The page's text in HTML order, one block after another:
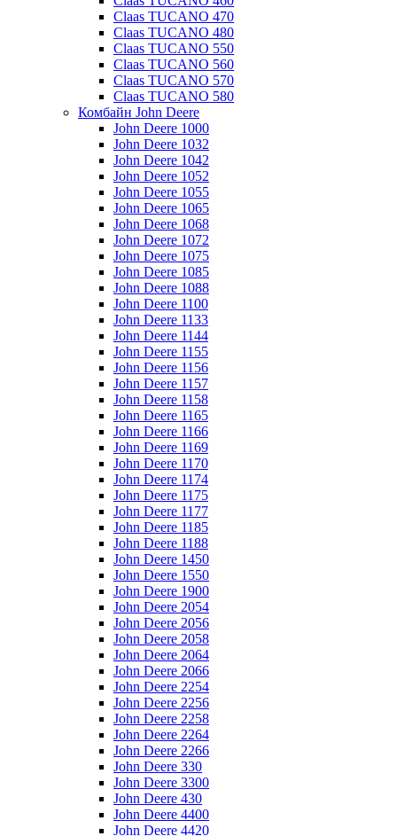
Claas TUCANO 470
Claas TUCANO 480
Claas TUCANO 550
Claas TUCANO 560
Claas TUCANO 570
Claas TUCANO 580
Комбайн John Deere
John Deere 1000
John Deere 1032
John Deere 1042
John Deere 1052
John Deere 1055
John Deere 1065
John Deere 1068
John Deere 1072
John Deere 1075
John Deere 1085
John Deere 1088
John Deere 1100
John Deere 1133
John Deere 1144
John Deere 1155
John Deere 1156
John Deere 1157
John Deere 1158
John Deere 1165
John Deere 1166
John Deere 1169
John Deere 1170
John Deere 1174
John Deere 1175
John Deere 1177
John Deere 1185
John Deere 1188
John Deere 1450
John Deere 1550
John Deere 1900
John Deere 2054
John Deere 2056
John Deere 2058
John Deere 2064
John Deere 2066
John Deere 2254
John Deere 2256
John Deere 2258
John Deere 2264
John Deere 2266
John Deere 330
John Deere 3300
John Deere 430
John Deere 4400
John Deere 4420